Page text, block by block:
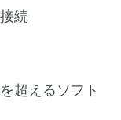
続
超えるソフト